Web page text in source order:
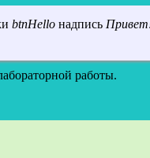
btnHello надпись
работы.